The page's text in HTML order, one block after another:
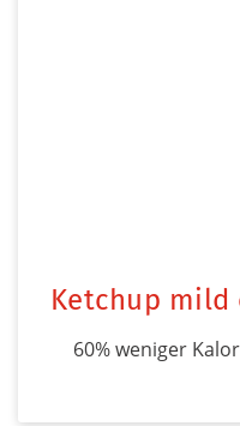
Ketchup mild
60% weniger